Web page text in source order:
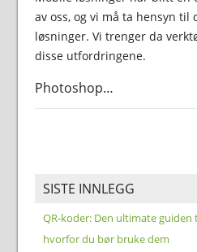
av oss, og vi må ta hensyn til
løsninger. Vi trenger da
disse utfordringene.
Photoshop…
SISTE INNLEGG
QR-koder: Den ultimate
hvorfor du bør bruke dem